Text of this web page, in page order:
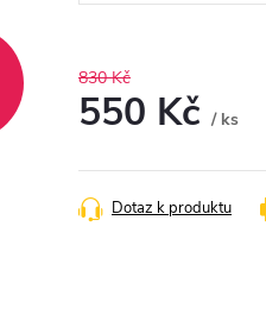
830 Kč
550 Kč / ks
cena:
Dotaz k produktu